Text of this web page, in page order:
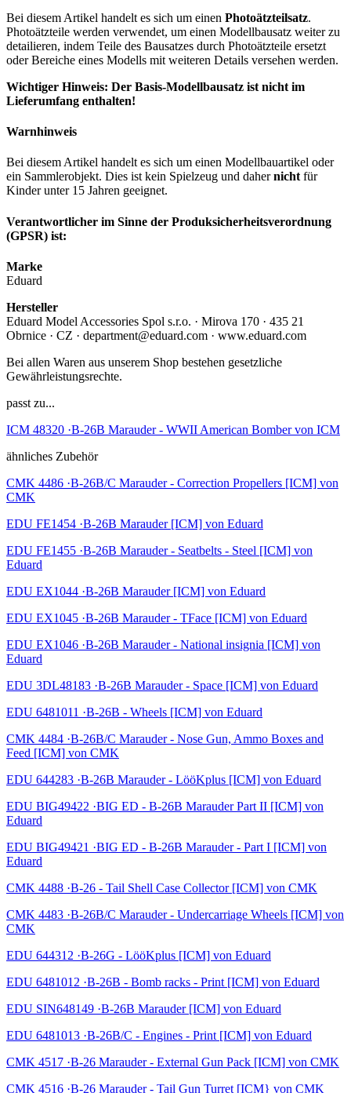
Bei diesem Artikel handelt es sich um einen Photoätzteilsatz.
Photoätzteile werden verwendet, um einen Modellbausatz weiter zu
detailieren, indem Teile des Bausatzes durch Photoätzteile ersetzt
oder Bereiche eines Modells mit weiteren Details versehen werden.
Wichtiger Hinweis: Der Basis-Modellbausatz ist nicht im
Lieferumfang enthalten!
Warnhinweis
Bei diesem Artikel handelt es sich um einen Modellbauartikel oder
ein Sammlerobjekt. Dies ist kein Spielzeug und dahernicht für
Kinder unter 15 Jahren geeignet.
Verantwortlicher im Sinne der Produksicherheitsverordnung
(GPSR) ist:
Marke
Eduard
Hersteller
Eduard Model Accessories Spol s.r.o. · Mirova 170 · 435 21
Obrnice · CZ · department@eduard.com · www.eduard.com
Bei allen Waren aus unserem Shop bestehen gesetzliche
Gewährleistungsrechte.
passt zu...
ICM 48320 ·B-26B Marauder - WWII American Bomber von ICM
ähnliches Zubehör
CMK 4486 ·B-26B/C Marauder - Correction Propellers [ICM] von
CMK
EDU FE1454 ·B-26B Marauder [ICM] von Eduard
EDU FE1455 ·B-26B Marauder - Seatbelts - Steel [ICM] von
Eduard
EDU EX1044 ·B-26B Marauder [ICM] von Eduard
EDU EX1045 ·B-26B Marauder - TFace [ICM] von Eduard
EDU EX1046 ·B-26B Marauder - National insignia [ICM] von
Eduard
EDU 3DL48183 ·B-26B Marauder - Space [ICM] von Eduard
EDU 6481011 ·B-26B - Wheels [ICM] von Eduard
CMK 4484 ·B-26B/C Marauder - Nose Gun, Ammo Boxes and
Feed [ICM] von CMK
EDU 644283 ·B-26B Marauder - LööKplus [ICM] von Eduard
EDU BIG49422 ·BIG ED - B-26B Marauder Part II [ICM] von
Eduard
EDU BIG49421 ·BIG ED - B-26B Marauder - Part I [ICM] von
Eduard
CMK 4488 ·B-26 - Tail Shell Case Collector [ICM] von CMK
CMK 4483 ·B-26B/C Marauder - Undercarriage Wheels [ICM] von
CMK
EDU 644312 ·B-26G - LööKplus [ICM] von Eduard
EDU 6481012 ·B-26B - Bomb racks - Print [ICM] von Eduard
EDU SIN648149 ·B-26B Marauder [ICM] von Eduard
EDU 6481013 ·B-26B/C - Engines - Print [ICM] von Eduard
CMK 4517 ·B-26 Marauder - External Gun Pack [ICM] von CMK
CMK 4516 ·B-26 Marauder - Tail Gun Turret [ICM} von CMK